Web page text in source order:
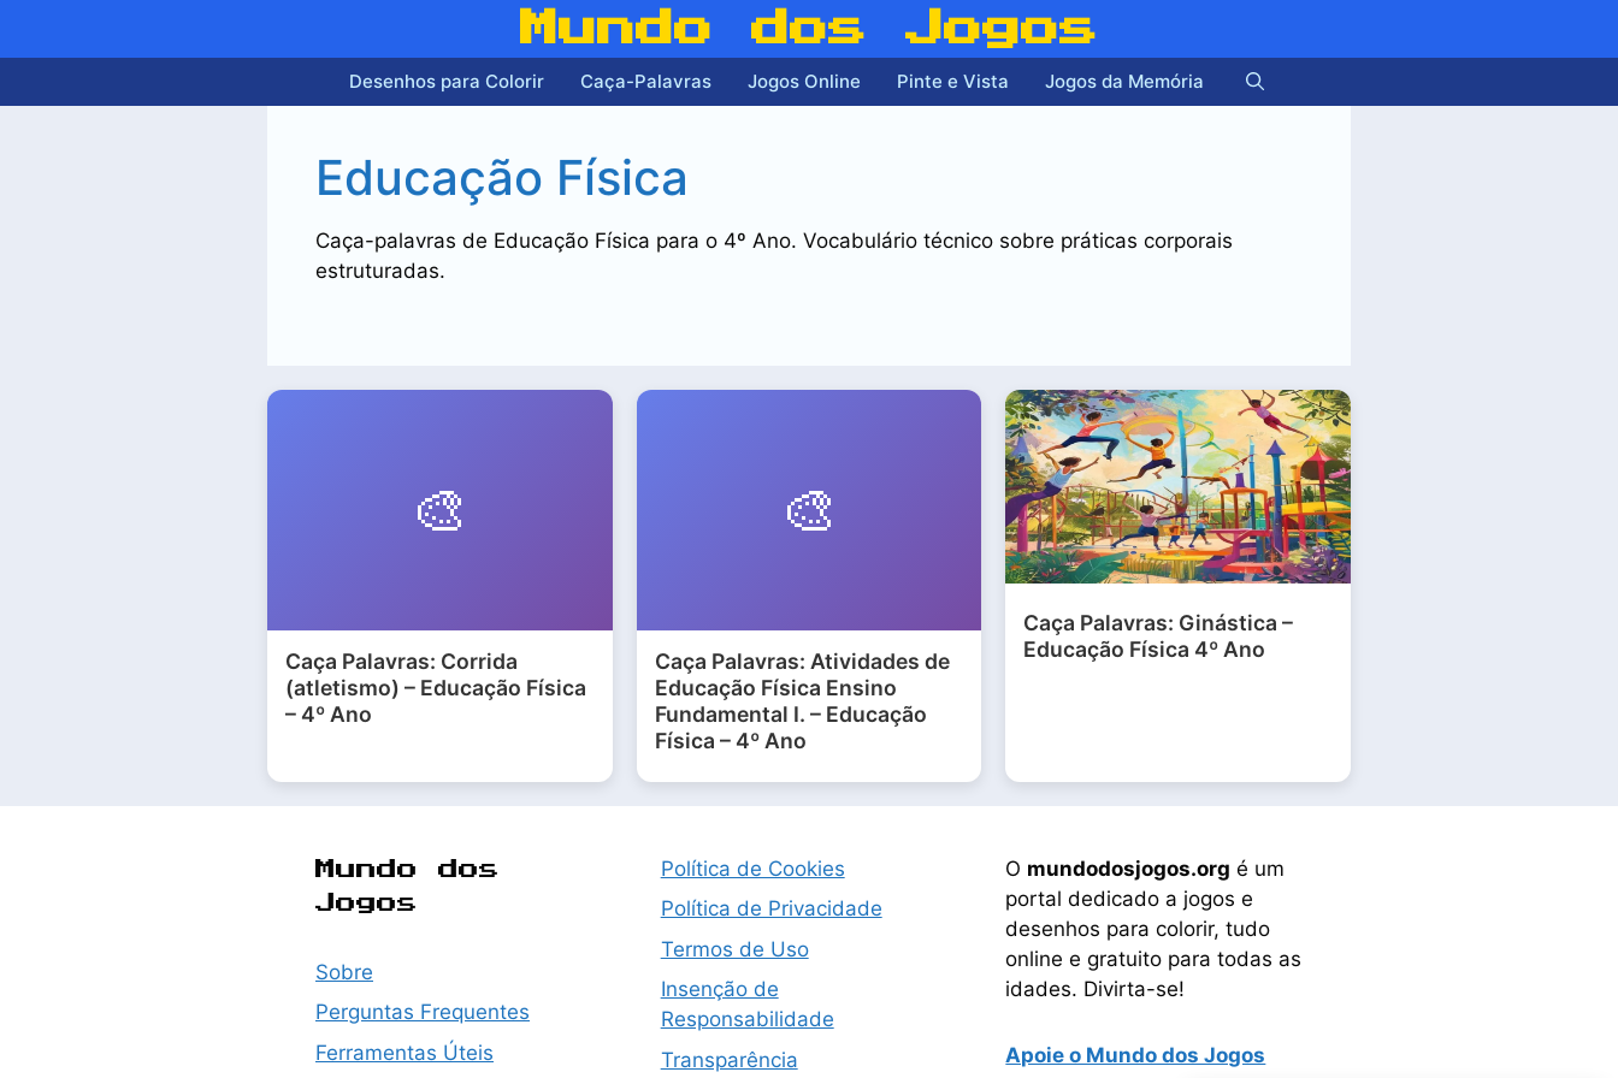
conteúdo
Mundo dos Jogos
Desenhos para Colorir Caça-Palavras Jogos Online Pinte e Vista Jogos da Memória
Educação Física
Caça-palavras de Educação Física para o 4º Ano. Vocabulário técnico sobre práticas corporais
estruturadas.
🎨
Caça Palavras: Corrida
(atletismo) – Educação Física
– 4º Ano
🎨
Caça Palavras: Atividades de
Educação Física Ensino
Fundamental I. – Educação
Física – 4º Ano
Caça Palavras: Ginástica –
Educação Física 4º Ano
Mundo dos
Jogos
Sobre
Perguntas Frequentes
Ferramentas Úteis
Política de Cookies
Política de Privacidade
Termos de Uso
Insenção de
Responsabilidade
Transparência
O mundodosjogos.org é um
portal dedicado a jogos e
desenhos para colorir, tudo
online e gratuito para todas as
idades. Divirta-se!
Apoie o Mundo dos Jogos